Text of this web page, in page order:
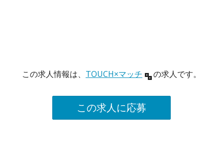
この求人情報は、 TOUCH×マッチ の求人です。
この求人に応募